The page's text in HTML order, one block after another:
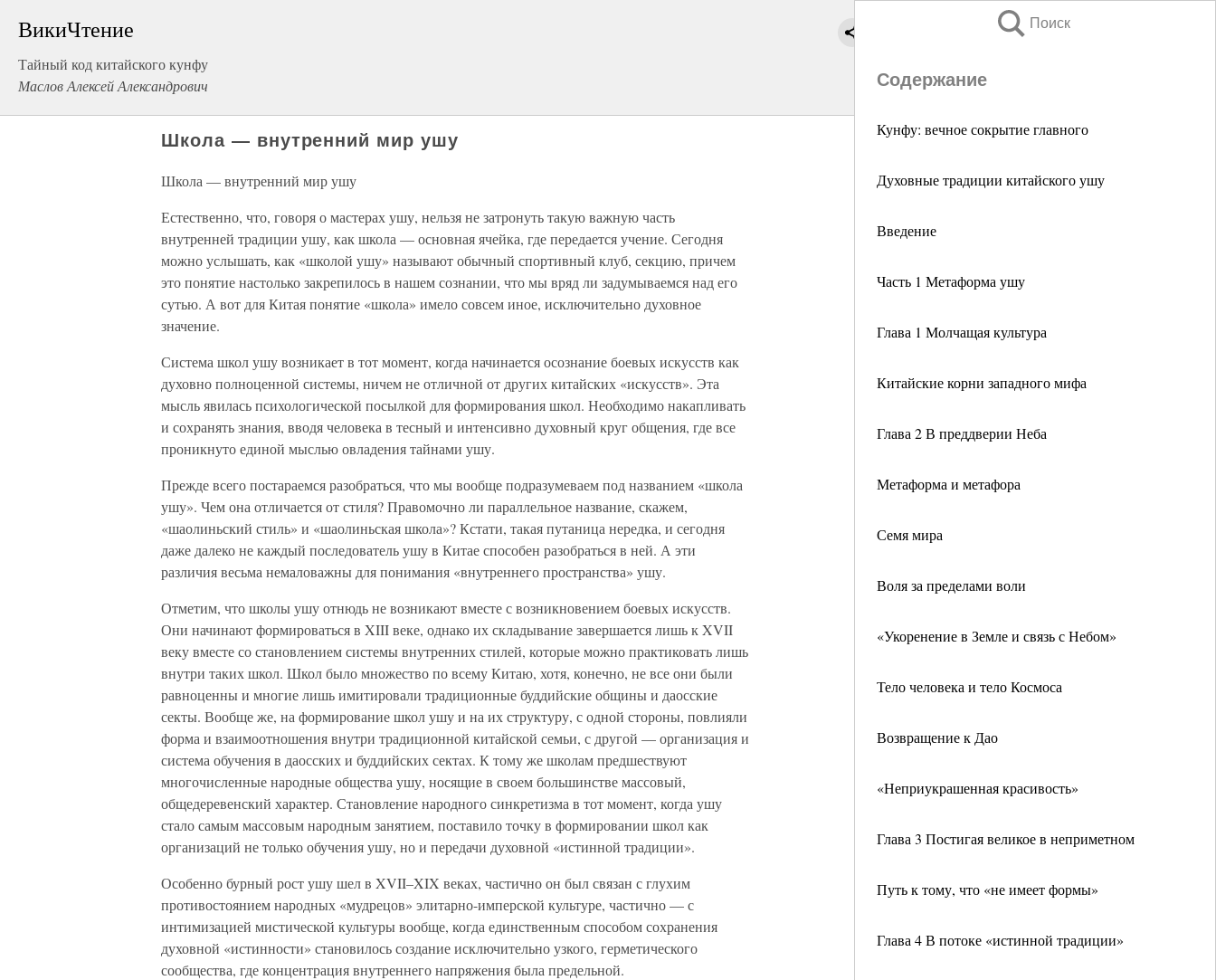
ВикиЧтение
Тайный код китайского кунфу
Маслов Алексей Александрович
Поиск
Содержание
Кунфу: вечное сокрытие главного
Духовные традиции китайского ушу
Введение
Часть 1 Метаформа ушу
Глава 1 Молчащая культура
Китайские корни западного мифа
Глава 2 В преддверии Неба
Метаформа и метафора
Семя мира
Воля за пределами воли
«Укоренение в Земле и связь с Небом»
Тело человека и тело Космоса
Возвращение к Дао
«Неприукрашенная красивость»
Глава 3 Постигая великое в неприметном
Путь к тому, что «не имеет формы»
Глава 4 В потоке «истинной традиции»
Школа — внутренний мир ушу
Школа — внутренний мир ушу
Естественно, что, говоря о мастерах ушу, нельзя не затронуть такую важную часть
внутренней традиции ушу, как школа — основная ячейка, где передается учение. Сегодня
можно услышать, как «школой ушу» называют обычный спортивный клуб, секцию, причем
это понятие настолько закрепилось в нашем сознании, что мы вряд ли задумываемся над его
сутью. А вот для Китая понятие «школа» имело совсем иное, исключительно духовное
значение.
Система школ ушу возникает в тот момент, когда начинается осознание боевых искусств как
духовно полноценной системы, ничем не отличной от других китайских «искусств». Эта
мысль явилась психологической посылкой для формирования школ. Необходимо накапливать
и сохранять знания, вводя человека в тесный и интенсивно духовный круг общения, где все
проникнуто единой мыслью овладения тайнами ушу.
Прежде всего постараемся разобраться, что мы вообще подразумеваем под названием «школа
ушу». Чем она отличается от стиля? Правомочно ли параллельное название, скажем,
«шаолиньский стиль» и «шаолиньская школа»? Кстати, такая путаница нередка, и сегодня
даже далеко не каждый последователь ушу в Китае способен разобраться в ней. А эти
различия весьма немаловажны для понимания «внутреннего пространства» ушу.
Отметим, что школы ушу отнюдь не возникают вместе с возникновением боевых искусств.
Они начинают формироваться в XIII веке, однако их складывание завершается лишь к XVII
веку вместе со становлением системы внутренних стилей, которые можно практиковать лишь
внутри таких школ. Школ было множество по всему Китаю, хотя, конечно, не все они были
равноценны и многие лишь имитировали традиционные буддийские общины и даосские
секты. Вообще же, на формирование школ ушу и на их структуру, с одной стороны, повлияли
форма и взаимоотношения внутри традиционной китайской семьи, с другой — организация и
система обучения в даосских и буддийских сектах. К тому же школам предшествуют
многочисленные народные общества ушу, носящие в своем большинстве массовый,
общедеревенский характер. Становление народного синкретизма в тот момент, когда ушу
стало самым массовым народным занятием, поставило точку в формировании школ как
организаций не только обучения ушу, но и передачи духовной «истинной традиции».
Особенно бурный рост ушу шел в XVII–XIX веках, частично он был связан с глухим
противостоянием народных «мудрецов» элитарно-имперской культуре, частично — с
интимизацией мистической культуры вообще, когда единственным способом сохранения
духовной «истинности» становилось создание исключительно узкого, герметического
сообщества, где концентрация внутреннего напряжения была предельной.